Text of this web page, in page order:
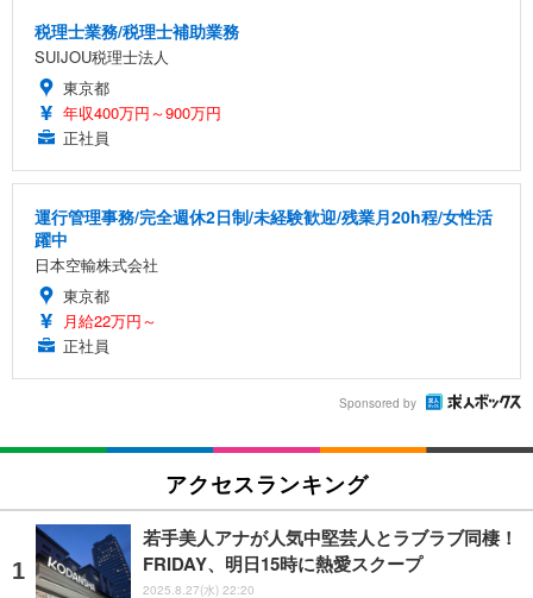
税理士業務/税理士補助業務
SUIJOU税理士法人
東京都
年収400万円～900万円
正社員
運行管理事務/完全週休2日制/未経験歓迎/残業月20h程/女性活
躍中
日本空輸株式会社
東京都
月給22万円～
正社員
Sponsored by
アクセスランキング
若手美人アナが人気中堅芸人とラブラブ同棲！
FRIDAY、明日15時に熱愛スクープ
2025.8.27(水) 22:20